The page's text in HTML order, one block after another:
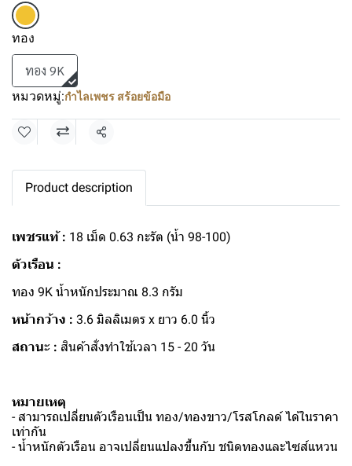
ทอง
ทอง 9K
หมวดหมู่:กำไลเพชร สร้อยข้อมือ
แชร์
Product description
เพชรแท้ : 18 เม็ด 0.63 กะรัต (น้ำ 98-100)
ตัวเรือน :
ทอง 9K น้ำหนักประมาณ 8.3 กรัม
หน้ากว้าง : 3.6 มิลลิเมตร x ยาว 6.0 นิ้ว
สถานะ : สินค้าสั่งทำใช้เวลา 15 - 20 วัน
หมายเหตุ
- สามารถเปลี่ยนตัวเรือนเป็น ทอง/ทองขาว/โรสโกลด์ ได้ในราคา
เท่ากัน
- น้ำหนักตัวเรือน อาจเปลี่ยนแปลงขึ้นกับ ชนิดทองและไซส์แหวน